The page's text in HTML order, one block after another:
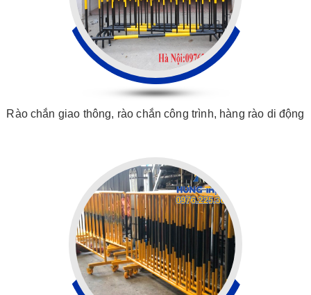
Rào chắn giao thông, rào chắn công trình, hàng rào di động